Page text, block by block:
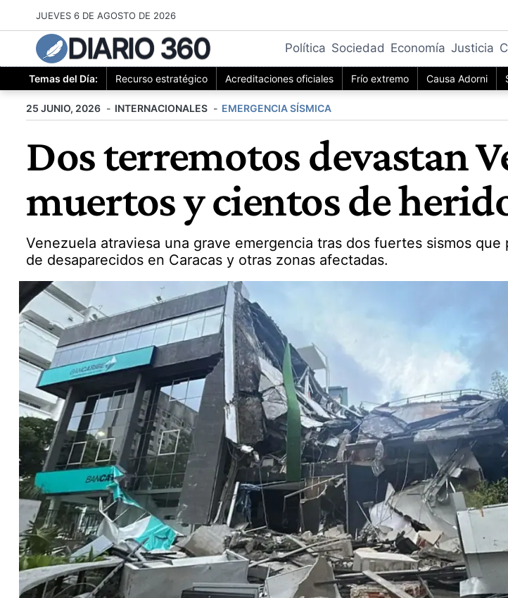
al
contenido
JUEVES 6 DE AGOSTO DE 2026
DIARIO 360 Política Sociedad Economía Justicia
Temas del Día: Recurso estratégico Acreditaciones oficiales Frío extremo Causa Adorni
25 JUNIO, 2026 INTERNACIONALES EMERGENCIA SÍSMICA
Dos terremotos devastan
muertos y cientos de
Venezuela atraviesa una grave emergencia tras dos fuertes sismos
de desaparecidos en Caracas y otras zonas afectadas.